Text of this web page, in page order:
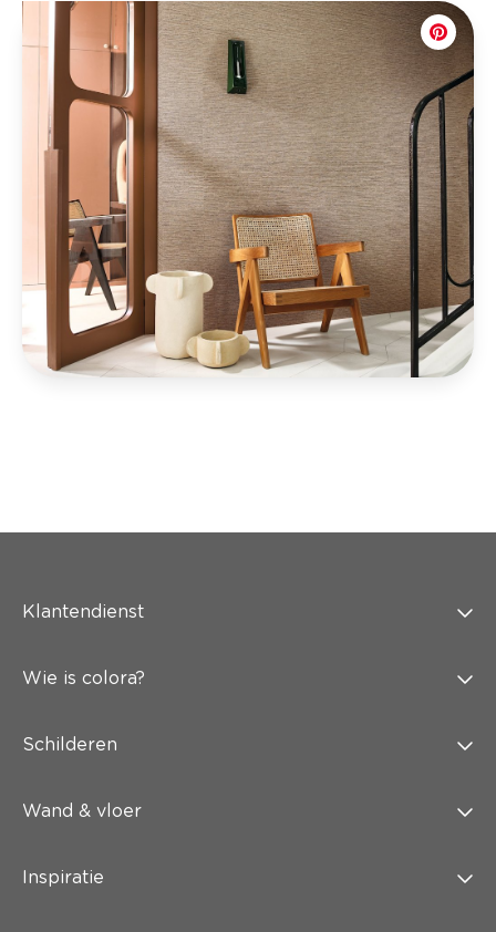
Klantendienst
Wie is colora?
Schilderen
Wand & vloer
Inspiratie